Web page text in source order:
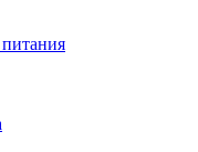
питания